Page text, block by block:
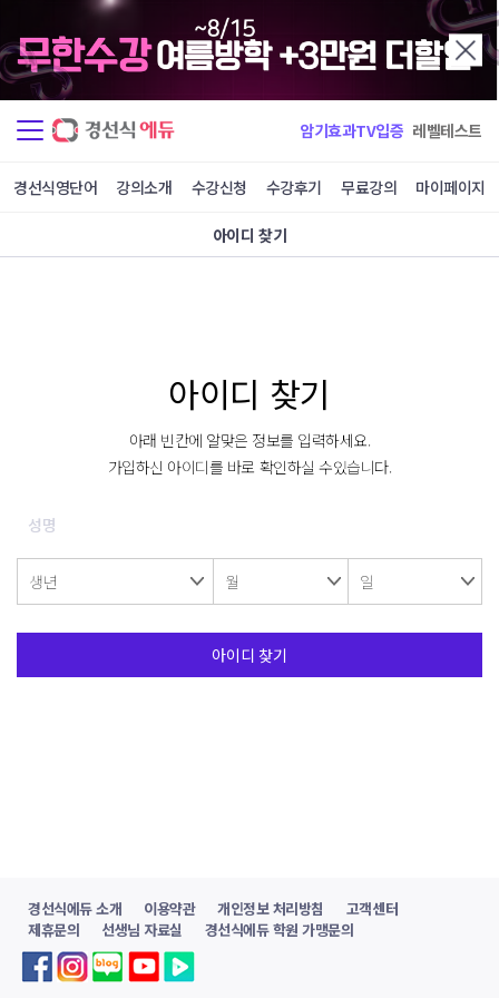
암기효과TV입증 레벨테스트
경선식영단어 강의소개 수강신청 수강후기 무료강의 마이페이지
아이디 찾기
아이디 찾기
아래 빈칸에 알맞은 정보를 입력하세요.
가입하신 아이디를 바로 확인하실 수있습니다.
경선식에듀 소개 이용약관 개인정보 처리방침
고객센터
제휴문의
선생님 자료실 경선식에듀 학원 가맹문의